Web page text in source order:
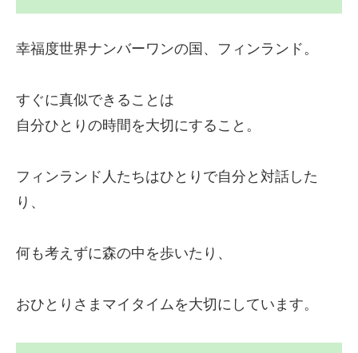
幸福度世界ナンバーワンの国、フィンランド。
すぐに真似できることは
自分ひとりの時間を大切にすること。
フィンランド人たちはひとりで自分と対話した
り、
何も考えずに森の中を歩いたり、
おひとりさまマイタイムを大切にしています。